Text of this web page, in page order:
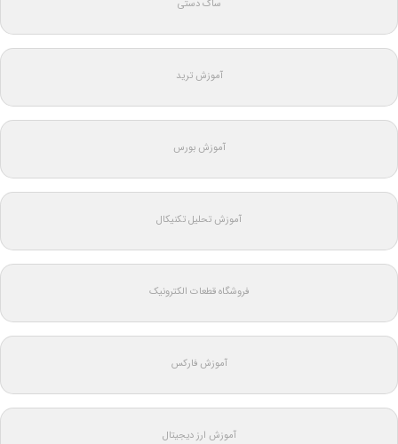
ساک دستی
آموزش ترید
آموزش بورس
آموزش تحلیل تکنیکال
فروشگاه قطعات الکترونیک
آموزش فارکس
آموزش ارز دیجیتال